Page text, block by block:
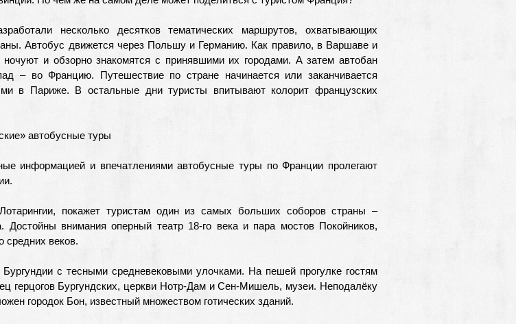
несколько десятков тематических маршрутов, охватывающих
Автобус движется через Польшу и Германию. Как правило, в Варшаве и
ночуют и обзорно знакомятся с принявшими их городами. А затем автобан
– во Францию. Путешествие по стране начинается или заканчивается
в Париже. В остальные дни туристы впитывают колорит французских
автобусные туры
информацией и впечатлениями автобусные туры по Франции пролегают
покажет туристам один из самых больших соборов страны –
Достойны внимания оперный театр 18-го века и пара мостов Покойников,
средних веков.
с тесными средневековыми улочками. На пешей прогулке гостям
герцогов Бургундских, церкви Нотр-Дам и Сен-Мишель, музеи. Неподалёку
городок Бон, известный множеством готических зданий.